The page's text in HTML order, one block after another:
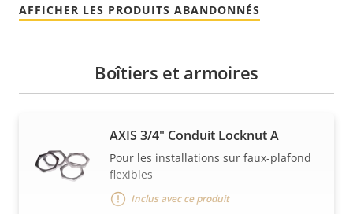
AFFICHER LES PRODUITS ABANDONNÉS
Boîtiers et armoires
AXIS 3/4" Conduit Locknut A
Pour les installations sur faux-plafond
flexibles
Inclus avec ce produit